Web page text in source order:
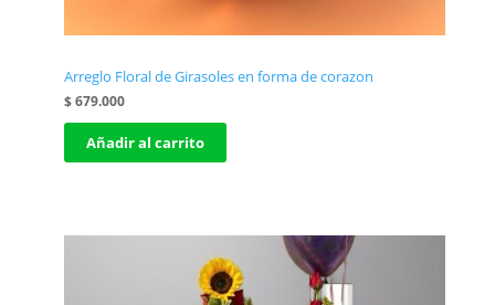
Arreglo Floral de Girasoles en forma de corazon
$679.000
Añadir al carrito